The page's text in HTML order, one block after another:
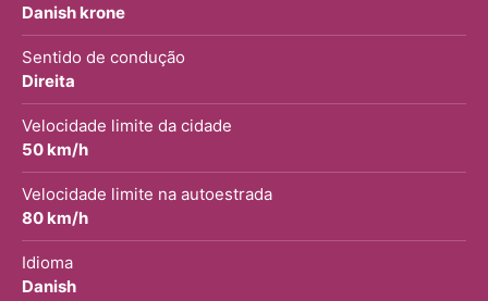
Danish krone
Sentido de condução
Direita
Velocidade limite da cidade
50 km/h
Velocidade limite na autoestrada
80 km/h
Idioma
Danish